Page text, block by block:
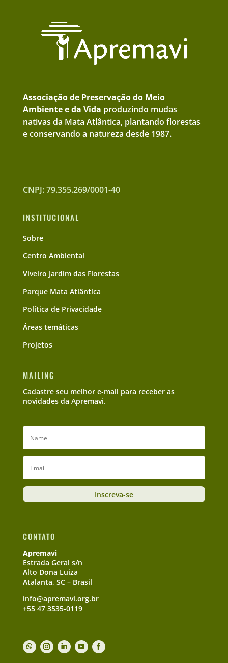
Associação de Preservação do Meio
Ambiente e da Vida produzindo mudas
nativas da Mata Atlântica, plantando florestas
e conservando a natureza desde 1987.
CNPJ: 79.355.269/0001-40
INSTITUCIONAL
Sobre
Centro Ambiental
Viveiro Jardim das Florestas
Parque Mata Atlântica
Política de Privacidade
Áreas temáticas
Projetos
MAILING
Cadastre seu melhor e-mail para receber as
novidades da Apremavi.
Inscreva-se
CONTATO
Apremavi
Estrada Geral s/n
Alto Dona Luiza
Atalanta, SC – Brasil
info@apremavi.org.br
+55 47 3535-0119